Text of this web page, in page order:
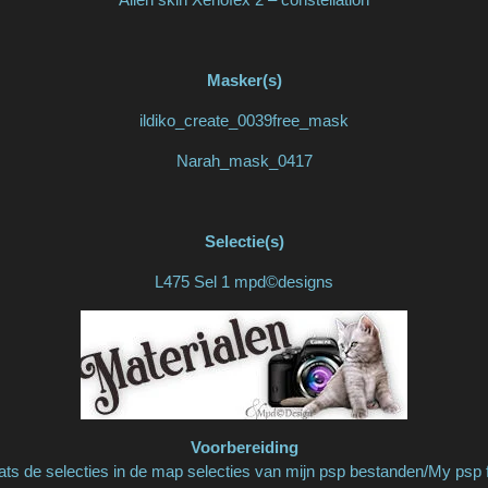
Masker(s)
ildiko_create_0039free_mask
Narah_mask_0417
Selectie(s)
L475 Sel 1 mpd©designs
Voorbereiding
de selecties in de map selecties van mijn psp bestanden/My psp